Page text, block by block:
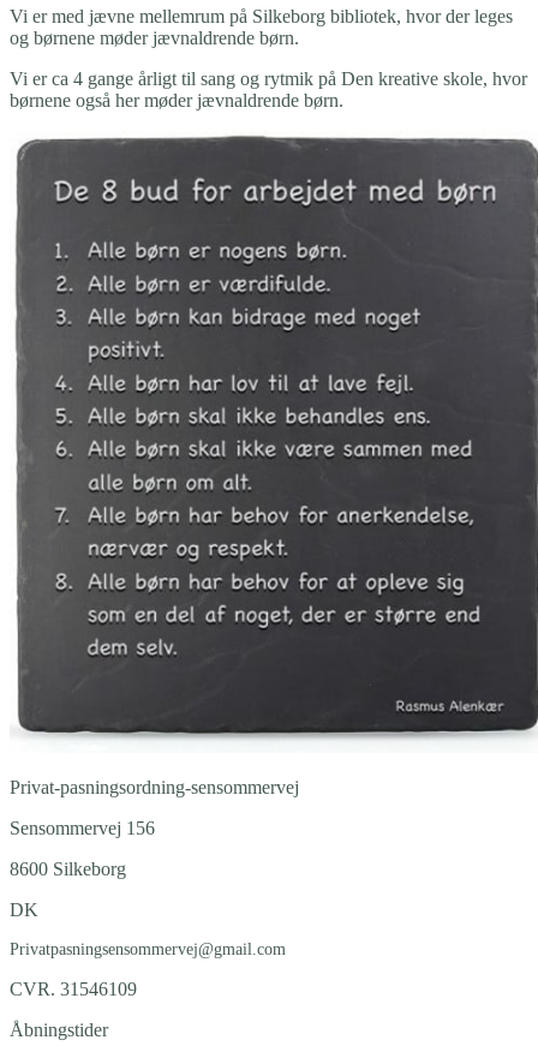
Vi er med jævne mellemrum på Silkeborg bibliotek, hvor der leges
og børnene møder jævnaldrende børn.
Vi er ca 4 gange årligt til sang og rytmik på Den kreative skole, hvor
børnene også her møder jævnaldrende børn.
Privat-pasningsordning-sensommervej
Sensommervej 156
8600 Silkeborg
DK
Privatpasningsensommervej@gmail.com
CVR. 31546109
Åbningstider